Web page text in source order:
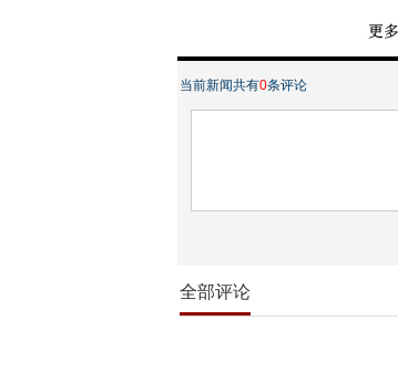
当前新闻共有0条评论
全部评论